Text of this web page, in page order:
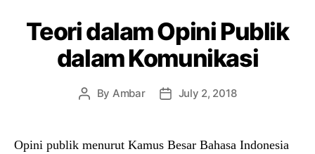
Teori dalam Opini Publik
dalam Komunikasi
Post
By Ambar
PostJuly 2, 2018
Opini publik menurut Kamus Besar Bahasa Indonesia